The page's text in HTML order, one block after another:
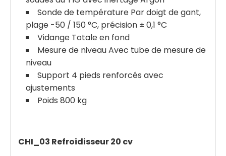
Sonde de température Par doigt de gant,
plage -50 / 150 °C, précision ± 0,1 °C
Vidange Totale en fond
Mesure de niveau Avec tube de mesure de
niveau
Support 4 pieds renforcés avec
ajustements
Poids 800 kg
CHI_03 Refroidisseur 20 cv